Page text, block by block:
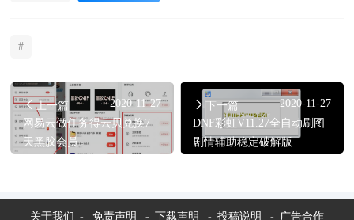
#
上一篇
2020-11-27
网易云做任务得云贝兑换7
天黑胶会员
下一篇
2020-11-27
DNF彩虹V11.27全自动刷图
剧情辅助稳定破解版
关于我们 - 免责声明 - 下载声明 - 投稿说明 - 广告合作